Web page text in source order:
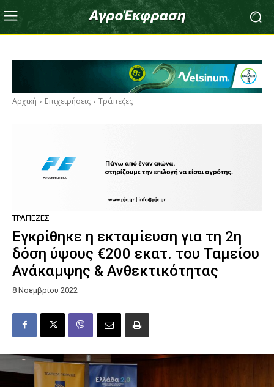
Αρχική Επιχειρήσεις Τράπεζες
ΤΡΆΠΕΖΕΣ
Εγκρίθηκε η εκταμίευση για τη 2η
δόση ύψους €200 εκατ. του Ταμείου
Ανάκαμψης & Ανθεκτικότητας
8 Νοεμβρίου 2022